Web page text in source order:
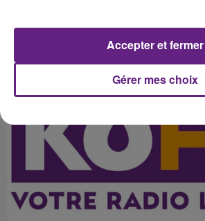
Publié : 28 octobre 2015 à 19h10 par 45
Gérer mes choix
Accepter et fermer